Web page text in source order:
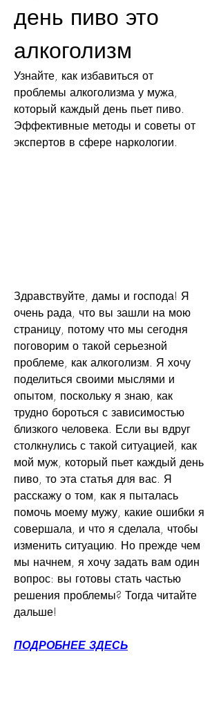
день пиво это
алкоголизм
Узнайте, как избавиться от
проблемы алкоголизма у мужа,
который каждый день пьет пиво.
Эффективные методы и советы от
экспертов в сфере наркологии.
Здравствуйте, дамы и господа! Я
очень рада, что вы зашли на мою
страницу, потому что мы сегодня
поговорим о такой серьезной
проблеме, как алкоголизм. Я хочу
поделиться своими мыслями и
опытом, поскольку я знаю, как
трудно бороться с зависимостью
близкого человека. Если вы вдруг
столкнулись с такой ситуацией, как
мой муж, который пьет каждый день
пиво, то эта статья для вас. Я
расскажу о том, как я пыталась
помочь моему мужу, какие ошибки я
совершала, и что я сделала, чтобы
изменить ситуацию. Но прежде чем
мы начнем, я хочу задать вам один
вопрос: вы готовы стать частью
решения проблемы? Тогда читайте
дальше!
ПОДРОБНЕЕ ЗДЕСЬ